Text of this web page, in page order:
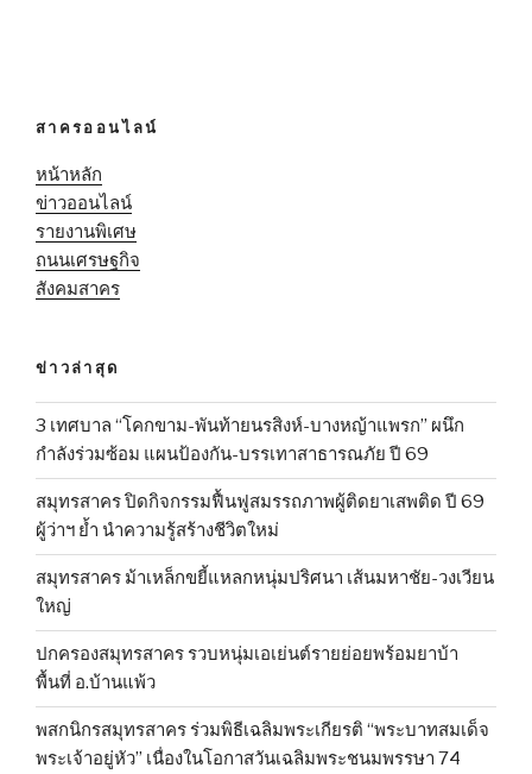
สาครออนไลน์
หน้าหลัก
ข่าวออนไลน์
รายงานพิเศษ
ถนนเศรษฐกิจ
สังคมสาคร
ข่าวล่าสุด
3 เทศบาล “โคกขาม-พันท้ายนรสิงห์-บางหญ้าแพรก” ผนึก
กำลังร่วมซ้อม แผนป้องกัน-บรรเทาสาธารณภัย ปี 69
สมุทรสาคร ปิดกิจกรรมฟื้นฟูสมรรถภาพผู้ติดยาเสพติด ปี 69
ผู้ว่าฯ ย้ำ นำความรู้สร้างชีวิตใหม่
สมุทรสาคร ม้าเหล็กขยี้แหลกหนุ่มปริศนา เส้นมหาชัย-วงเวียน
ใหญ่
ปกครองสมุทรสาคร รวบหนุ่มเอเย่นต์รายย่อยพร้อมยาบ้า
พื้นที่ อ.บ้านแพ้ว
พสกนิกรสมุทรสาคร ร่วมพิธีเฉลิมพระเกียรติ “พระบาทสมเด็จ
พระเจ้าอยู่หัว” เนื่องในโอกาสวันเฉลิมพระชนมพรรษา 74